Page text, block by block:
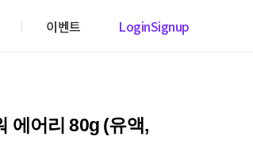
이벤트 LoginSignup
에어리 80g (유액,